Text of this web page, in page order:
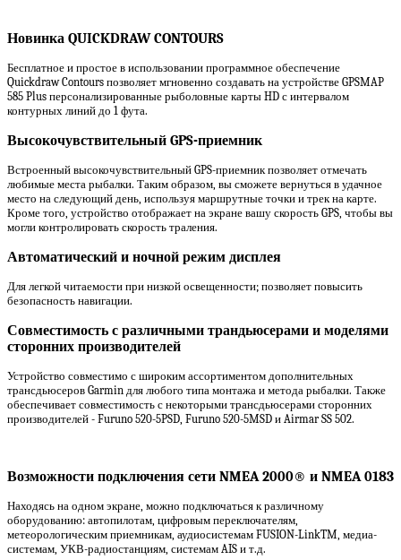
Новинка QUICKDRAW CONTOURS
Бесплатное и простое в использовании программное обеспечение
Quickdraw Contours позволяет мгновенно создавать на устройстве GPSMAP
585 Plus персонализированные рыболовные карты HD с интервалом
контурных линий до 1 фута.
Высокочувствительный GPS-приемник
Встроенный высокочувствительный GPS-приемник позволяет отмечать
любимые места рыбалки. Таким образом, вы сможете вернуться в удачное
место на следующий день, используя маршрутные точки и трек на карте.
Кроме того, устройство отображает на экране вашу скорость GPS, чтобы вы
могли контролировать скорость траления.
Автоматический и ночной режим дисплея
Для легкой читаемости при низкой освещенности; позволяет повысить
безопасность навигации.
Совместимость с различными трандьюсерами и моделями
сторонних производителей
Устройство совместимо с широким ассортиментом дополнительных
трансдьюсеров Garmin для любого типа монтажа и метода рыбалки. Также
обеспечивает совместимость с некоторыми трансдьюсерами сторонних
производителей - Furuno 520-5PSD, Furuno 520-5MSD и Airmar SS 502.
Возможности подключения сети NMEA 2000® и NMEA 0183
Находясь на одном экране, можно подключаться к различному
оборудованию: автопилотам, цифровым переключателям,
метеорологическим приемникам, аудиосистемам FUSION-LinkTM, медиа-
системам, УКВ-радиостанциям, системам AIS и т.д.